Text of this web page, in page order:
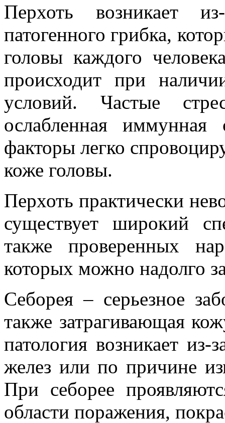
Перхоть возникает
патогенного грибка,
головы каждого
происходит при
условий. Частые
ослабленная
факторы легко
коже головы.
Перхоть практически
существует широкий
также проверенных
которых можно надолго
Себорея – серьезное
также затрагивающая
патология возникает
желез или по причине
При себорее
области поражения,